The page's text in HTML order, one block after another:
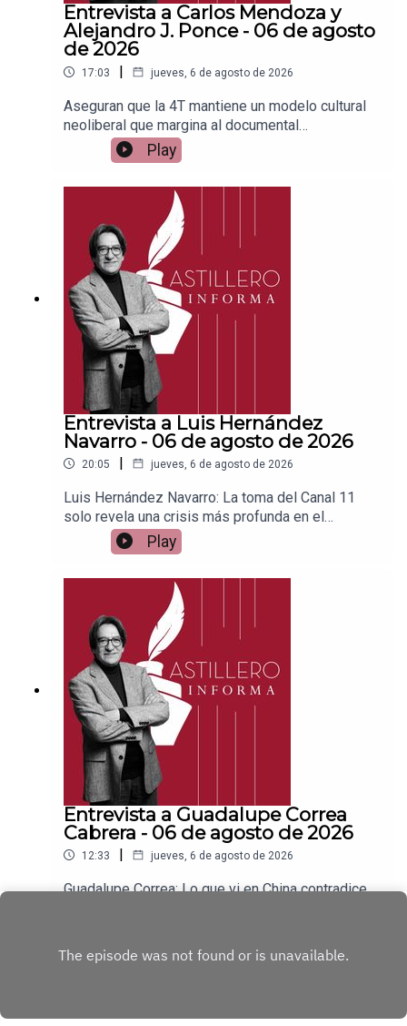
Entrevista a Carlos Mendoza y
Alejandro J. Ponce - 06 de agosto
de 2026
17:03 | jueves, 6 de agosto de 2026
Aseguran que la 4T mantiene un modelo cultural
neoliberal que margina al documental
socialEnlace para apoyar vía
Patreon:https://www.patreon.com/julioastilleroEnl
PayPal:https://www.paypal.me/julioastilleroCuent
a para hacer transferencias a cuenta BBVA a
nombre de Julio Hernández López:
1539408017CLABE: 012 320 01539408017
2Tienda:https://julioastillerotienda.com/
Play
Entrevista a Luis Hernández
Navarro - 06 de agosto de 2026
20:05 | jueves, 6 de agosto de 2026
Luis Hernández Navarro: La toma del Canal 11
solo revela una crisis más profunda en el
IPNEnlace para apoyar vía
Patreon:https://www.patreon.com/julioastilleroEnl
PayPal:https://www.paypal.me/julioastilleroCuent
a para hacer transferencias a cuenta BBVA a
nombre de Julio Hernández López:
1539408017CLABE: 012 320 01539408017
2Tienda:https://julioastillerotienda.com/
Play
Entrevista a Guadalupe Correa
Cabrera - 06 de agosto de 2026
12:33 | jueves, 6 de agosto de 2026
Guadalupe Correa: Lo que vi en China contradice
Patreon:https://www.patreon.com/julioastilleroEnl
ace para hacer donaciones vía
nombre de Julio Hernández López: